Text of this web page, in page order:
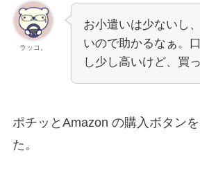
ラッコ。
お小遣いは少ないし
いので助かるなぁ。
し少し高いけど、買
ポチッとAmazon の購入ボタン
た。